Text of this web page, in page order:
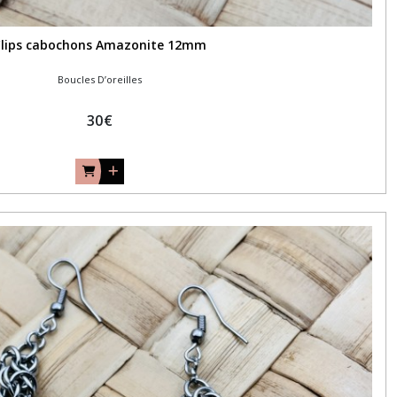
cabochons Amazonite 12mm
Boucles D’oreilles
30€